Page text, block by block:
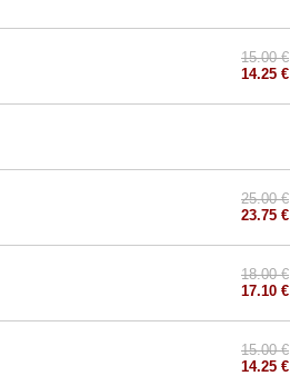
15.00 €
14.25 €
25.00 €
23.75 €
18.00 €
17.10 €
15.00 €
14.25 €